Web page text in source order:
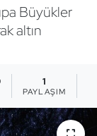
Büyükler
altın
1
PAYLAŞIM